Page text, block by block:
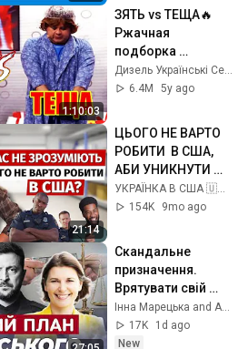
Еловский
1:10:03
ЗЯТЬ vs ТЕЩА🔥
Ржачная
подборка
приколов от
Дизель шоу 2021!
2021
6.4M
5y ago
21:14
ЦЬОГО НЕ ВАРТО
РОБИТИ  В США,
АБИ УНИКНУТИ
ПРОБЛЕМ |
Українці в США
154K
9mo ago
Скандальне
призначення.
Врятувати свій
клан: Зеленський
готує втечу за
кордон?
Інна Марецька and Anti-Corruption Action Center (AntAC)
17K
1d ago
New